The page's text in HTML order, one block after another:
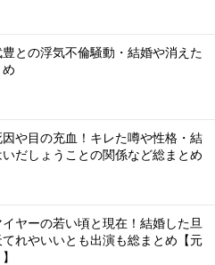
との浮気不倫騒動・結婚や消えた
や目の充血！キレた噂や性格・結
だしょうことの関係など総まとめ
ヤーの若い頃と現在！結婚した旦
れやいいとも出演も総まとめ【元